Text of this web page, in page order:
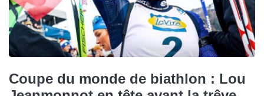
Coupe du monde de biathlon : Lou